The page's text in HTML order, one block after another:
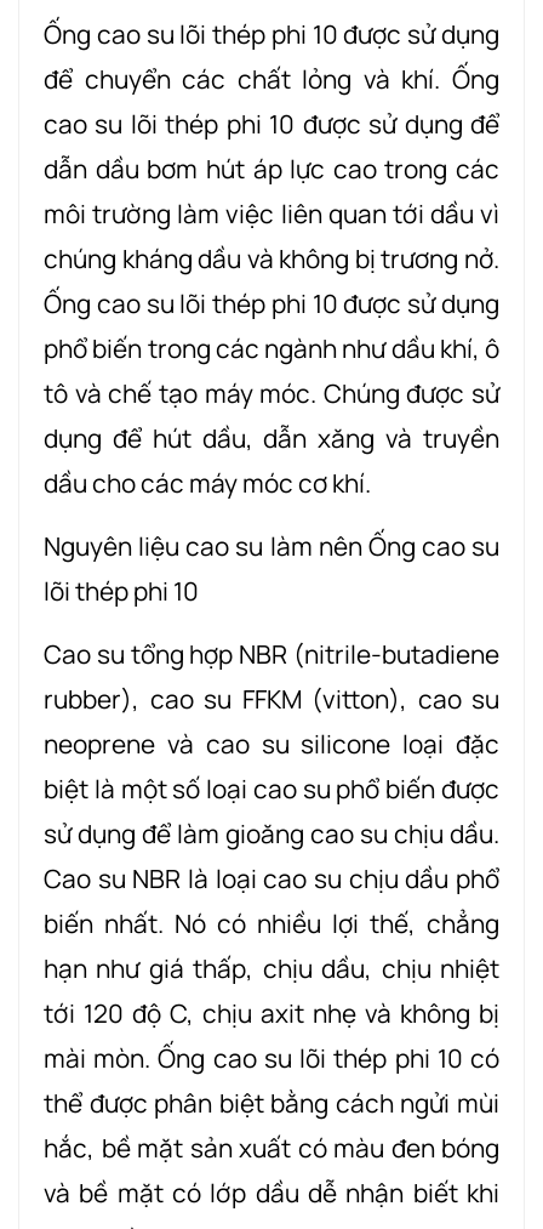
Ống cao su lõi thép phi 10 được sử dụng
để chuyển các chất lỏng và khí. Ống
cao su lõi thép phi 10 được sử dụng để
dẫn dầu bơm hút áp lực cao trong các
môi trường làm việc liên quan tới dầu vì
chúng kháng dầu và không bị trương nở.
Ống cao su lõi thép phi 10 được sử dụng
phổ biến trong các ngành như dầu khí, ô
tô và chế tạo máy móc. Chúng được sử
dụng để hút dầu, dẫn xăng và truyền
dầu cho các máy móc cơ khí.
Nguyên liệu cao su làm nên Ống cao su
lõi thép phi 10
Cao su tổng hợp NBR (nitrile-butadiene
rubber), cao su FFKM (vitton), cao su
neoprene và cao su silicone loại đặc
biệt là một số loại cao su phổ biến được
sử dụng để làm gioăng cao su chịu dầu.
Cao su NBR là loại cao su chịu dầu phổ
biến nhất. Nó có nhiều lợi thế, chẳng
hạn như giá thấp, chịu dầu, chịu nhiệt
tới 120 độ C, chịu axit nhẹ và không bị
mài mòn. Ống cao su lõi thép phi 10 có
thể được phân biệt bằng cách ngửi mùi
hắc, bề mặt sản xuất có màu đen bóng
và bề mặt có lớp dầu dễ nhận biết khi